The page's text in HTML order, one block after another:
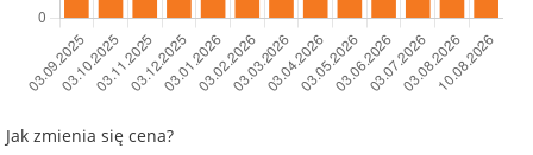
Jak zmienia się cena?